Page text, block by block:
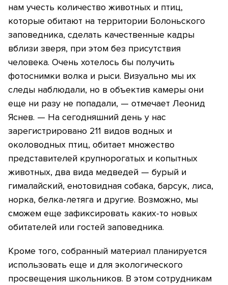
нам учесть количество животных и птиц,
которые обитают на территории Болоньского
заповедника, сделать качественные кадры
вблизи зверя, при этом без присутствия
человека. Очень хотелось бы получить
фотоснимки волка и рыси. Визуально мы их
следы наблюдали, но в объектив камеры они
еще ни разу не попадали, — отмечает Леонид
Яснев. — На сегодняшний день у нас
зарегистрировано 211 видов водных и
околоводных птиц, обитает множество
представителей крупнорогатых и копытных
животных, два вида медведей — бурый и
гималайский, енотовидная собака, барсук, лиса,
норка, белка-летяга и другие. Возможно, мы
сможем еще зафиксировать каких-то новых
обитателей или гостей заповедника.
Кроме того, собранный материал планируется
использовать еще и для экологического
просвещения школьников. В этом сотрудникам